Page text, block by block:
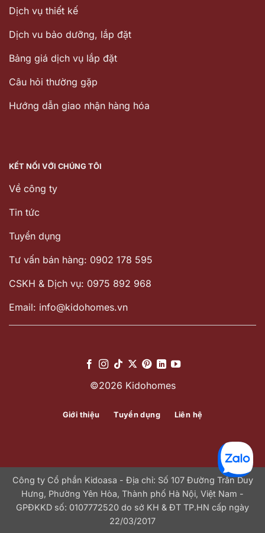
Dịch vụ thiết kế
Dịch vu bảo dưỡng, lắp đặt
Bảng giá dịch vụ lắp đặt
Câu hỏi thường gặp
Hướng dẫn giao nhận hàng hóa
KẾT NỐI VỚI CHÚNG TÔI
Về công ty
Tin tức
Tuyển dụng
Tư vấn bán hàng: 0902 178 595
CSKH & Dịch vụ: 0975 892 968
Email: info@kidohomes.vn
©2026 Kidohomes
Giới thiệu Tuyển dụng Liên hệ
Công ty Cổ phần Kidoasa - Địa chỉ: Số 107 Đường Trần Duy
Hưng, Phường Yên Hòa, Thành phố Hà Nội, Việt Nam -
GPĐKKD số: 0107772520 do sở KH & ĐT TP.HN cấp ngày
22/03/2017